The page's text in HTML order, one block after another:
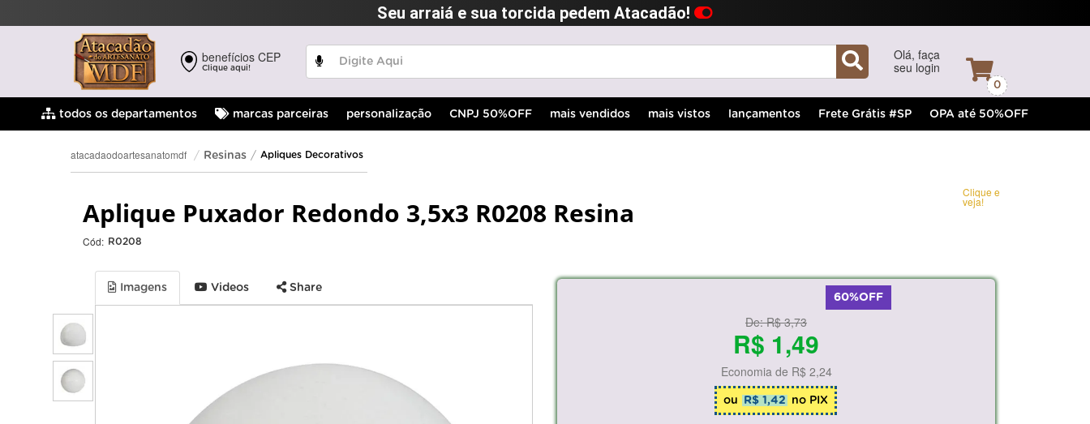
Seu arraiá e sua torcida pedem Atacadão!
benefícios CEP
Clique aqui!
Olá, faça
seu login
0
todos os departamentos marcas parceiras personalização CNPJ 50%OFF mais vendidos mais vistos lançamentos Frete Grátis #SP OPA até 50%OFF
atacadaodoartesanatomdf Resinas Apliques Decorativos
Aplique Puxador Redondo 3,5x3 R0208 Resina
Cód: R0208
Clique e
veja!
Imagens Videos
Share
60%OFF
De:R$ 3,73
R$ 1,49
Economia de R$ 2,24
ou R$ 1,42 no PIX